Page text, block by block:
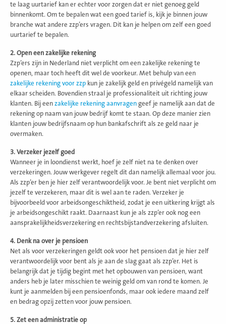
te laag uurtarief kan er echter voor zorgen dat er niet genoeg geld
binnenkomt. Om te bepalen wat een goed tarief is, kijk je binnen jouw
branche wat andere zzp’ers vragen. Dit kan je helpen om zelf een goed
uurtarief te bepalen.
2. Open een zakelijke rekening
Zzp’ers zijn in Nederland niet verplicht om een zakelijke rekening te
openen, maar toch heeft dit wel de voorkeur. Met behulp van een
zakelijke rekening voor zzp kun je zakelijk geld en privégeld namelijk van
elkaar scheiden. Bovendien straal je professionaliteit uit richting jouw
klanten. Bij een zakelijke rekening aanvragen geef je namelijk aan dat de
rekening op naam van jouw bedrijf komt te staan. Op deze manier zien
klanten jouw bedrijfsnaam op hun bankafschrift als ze geld naar je
overmaken.
3. Verzeker jezelf goed
Wanneer je in loondienst werkt, hoef je zelf niet na te denken over
verzekeringen. Jouw werkgever regelt dit dan namelijk allemaal voor jou.
Als zzp’er ben je hier zelf verantwoordelijk voor. Je bent niet verplicht om
jezelf te verzekeren, maar dit is wel aan te raden. Verzeker je
bijvoorbeeld voor arbeidsongeschiktheid, zodat je een uitkering krijgt als
je arbeidsongeschikt raakt. Daarnaast kun je als zzp’er ook nog een
aansprakelijkheidsverzekering en rechtsbijstandverzekering afsluiten.
4. Denk na over je pensioen
Net als voor verzekeringen geldt ook voor het pensioen dat je hier zelf
verantwoordelijk voor bent als je aan de slag gaat als zzp’er. Het is
belangrijk dat je tijdig begint met het opbouwen van pensioen, want
anders heb je later misschien te weinig geld om van rond te komen. Je
kunt je aanmelden bij een pensioenfonds, maar ook iedere maand zelf
en bedrag opzij zetten voor jouw pensioen.
5. Zet een administratie op